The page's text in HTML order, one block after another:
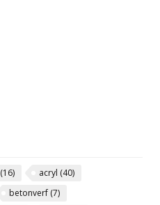
(16) acryl (40)
betonverf (7)